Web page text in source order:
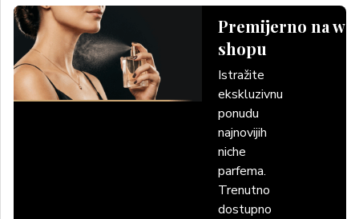
Premijerno na
shopu
Istražite
ekskluzivnu
ponudu
najnovijih
niche
parfema.
Trenutno
dostupno